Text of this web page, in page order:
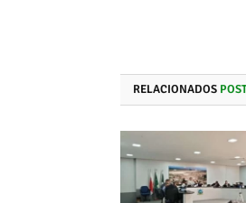
RELACIONADOS